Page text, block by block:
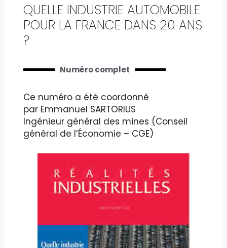
QUELLE INDUSTRIE AUTOMOBILE
POUR LA FRANCE DANS 20 ANS
?
Numéro complet
Ce numéro a été coordonné
par Emmanuel SARTORIUS
Ingénieur général des mines (Conseil
général de l’Économie – CGE)